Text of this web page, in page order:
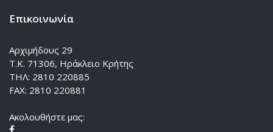
Επικοινωνία
Αρχιμήδους 29
Τ.Κ. 71306, Ηράκλειο Κρήτης
ΤΗΛ: 2810 220885
FAX: 2810 220881
Ακολουθήστε μας: